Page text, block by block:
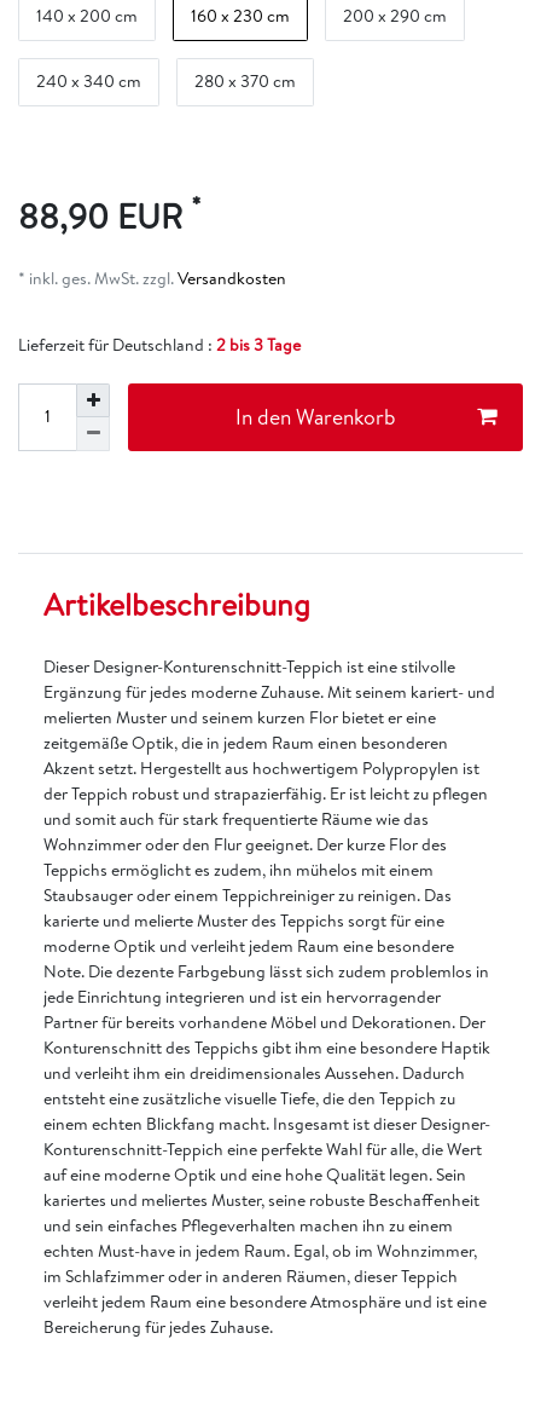
140 x 200 cm 160 x 230 cm 200 x 290 cm
240 x 340 cm 280 x 370 cm
88,90 EUR *
* inkl. ges. MwSt. zzgl.Versandkosten
Lieferzeit für Deutschland : 2 bis 3 Tage
In den Warenkorb
Artikelbeschreibung
Dieser Designer-Konturenschnitt-Teppich ist eine stilvolle
Ergänzung für jedes moderne Zuhause. Mit seinem kariert- und
melierten Muster und seinem kurzen Flor bietet er eine
zeitgemäße Optik, die in jedem Raum einen besonderen
Akzent setzt. Hergestellt aus hochwertigem Polypropylen ist
der Teppich robust und strapazierfähig. Er ist leicht zu pflegen
und somit auch für stark frequentierte Räume wie das
Wohnzimmer oder den Flur geeignet. Der kurze Flor des
Teppichs ermöglicht es zudem, ihn mühelos mit einem
Staubsauger oder einem Teppichreiniger zu reinigen. Das
karierte und melierte Muster des Teppichs sorgt für eine
moderne Optik und verleiht jedem Raum eine besondere
Note. Die dezente Farbgebung lässt sich zudem problemlos in
jede Einrichtung integrieren und ist ein hervorragender
Partner für bereits vorhandene Möbel und Dekorationen. Der
Konturenschnitt des Teppichs gibt ihm eine besondere Haptik
und verleiht ihm ein dreidimensionales Aussehen. Dadurch
entsteht eine zusätzliche visuelle Tiefe, die den Teppich zu
einem echten Blickfang macht. Insgesamt ist dieser Designer-
Konturenschnitt-Teppich eine perfekte Wahl für alle, die Wert
auf eine moderne Optik und eine hohe Qualität legen. Sein
kariertes und meliertes Muster, seine robuste Beschaffenheit
und sein einfaches Pflegeverhalten machen ihn zu einem
echten Must-have in jedem Raum. Egal, ob im Wohnzimmer,
im Schlafzimmer oder in anderen Räumen, dieser Teppich
verleiht jedem Raum eine besondere Atmosphäre und ist eine
Bereicherung für jedes Zuhause.